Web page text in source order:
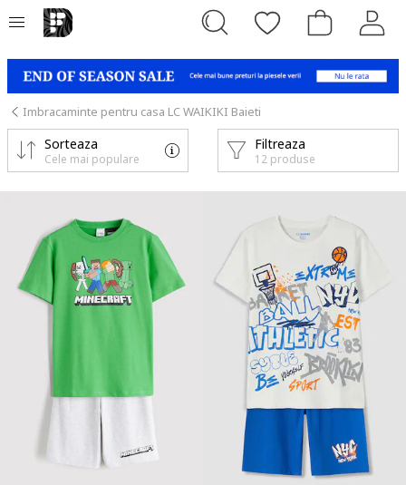
Imbracaminte pentru casa LC WAIKIKI Baieti
Filtreaza
12 produse
Sorteaza
Cele mai populare